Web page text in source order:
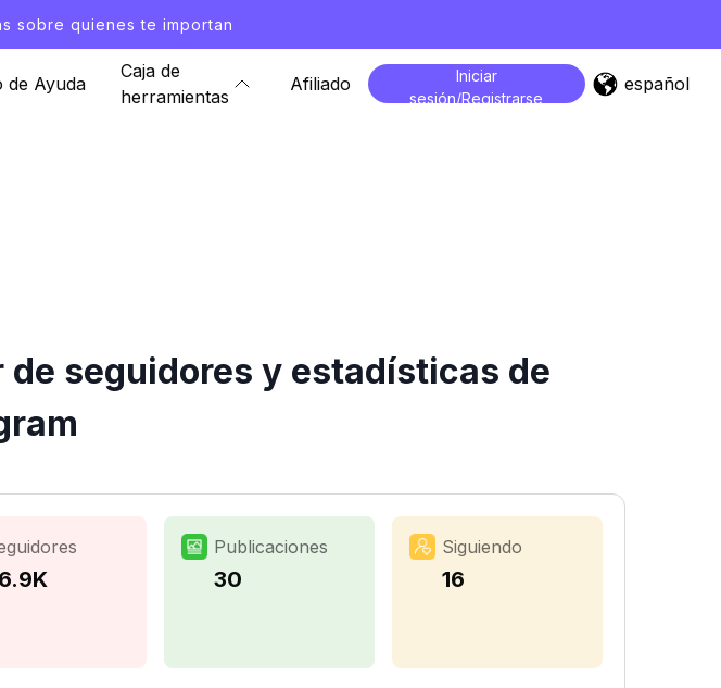
sobre quienes te importan
de Ayuda
Caja de
herramientas
Afiliado
Iniciar
sesión/Registrarse
español
seguidores y estadísticas de
Publicaciones
30
Siguiendo
16